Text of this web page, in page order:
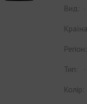
Вид:
Регіон:
Тип:
Колір: